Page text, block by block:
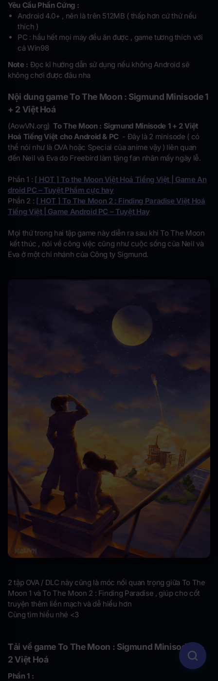
Yêu Cầu Phần Cứng :
Android 4.0+ , nên là trên 512MB ( thấp hơn cứ thử nếu
thích )
PC : hầu hết mọi máy đều ăn được , game tương thích với
cả Win98
Note : Đọc kĩ hướng dẫn sử dụng nếu không Android sẽ
không chơi được đâu nha
Nội dung gameTo The Moon : Sigmund Minisode 1
+ 2 Việt Hoá
(AowVN.org) To The Moon : Sigmund Minisode 1 + 2 Việt
Hoá Tiếng Việt cho Android & PC - Đây là 2 minisode ( có
thể nói như là OVA hoặc Special của anime vậy ) liên quan
đến Neil và Eva do Freebird làm tặng fan nhân mấy ngày lễ.
Phần 1 : [ HOT ] To the Moon Việt Hoá Tiếng Việt | Game An
droid PC – Tuyệt Phẩm cực hay
Phần 2 : [ HOT ] To The Moon 2 : Finding Paradise Việt Hoá
Tiếng Việt | Game Android PC – Tuyệt Hay
Mọi thứ trong hai tập game này diễn ra sau khi To The Moon
kết thúc , nói về công việc cũng như cuộc sống của Neil và
Eva ở một chi nhánh của Công ty Sigmund.
2 tập OVA / DLC này cũng là móc nối quan trọng giữa To The
Moon 1 và To The Moon 2 : Finding Paradise , giúp cho cốt
truyện thêm liền mạch và dễ hiểu hơn
Cùng tìm hiểu nhé <3
Tải về game To The Moon : Sigmund Minisode 1 +
2 Việt Hoá
Phần 1 :